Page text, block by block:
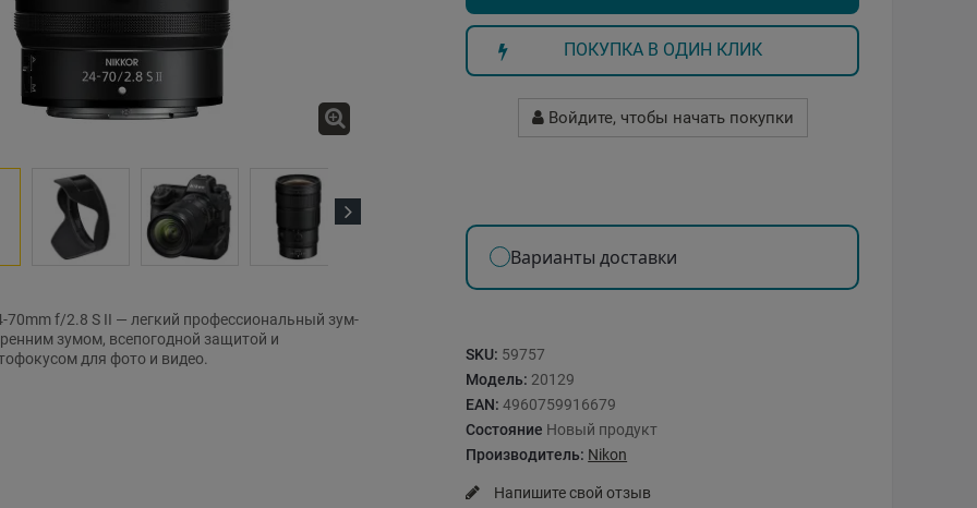
70mm f/2.8 S II — легкий профессиональный зум-
зумом, всепогодной защитой и
для фото и видео.
ПОКУПКА В ОДИН КЛИК
Войдите, чтобы начать покупки
Варианты доставки
SKU: 59757
Модель: 20129
EAN: 4960759916679
Состояние Новый продукт
Производитель: Nikon
Напишите свой отзыв